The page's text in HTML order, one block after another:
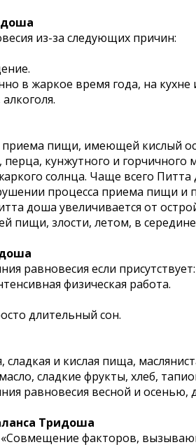
доша
из-за следующих причин:
в жаркое время года, на
пищи, имеющей кислый
кунжутного и
солнца. Чаще всего
процесса приема пищи и
доша увеличивается от
пищи, злости, летом, в
равновесия если присутствует:
физическая работа.
длительный сон.
сладкая и кислая пища,
сладкие фрукты, хлеб,
равновесия весной и
Тридоша
«Совмещение факторов,